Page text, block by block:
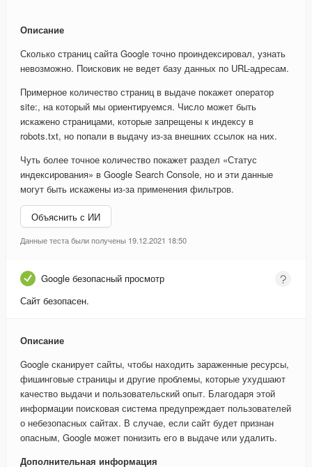
Описание
Сколько страниц сайта Google точно проиндексировал, узнать
невозможно. Поисковик не ведет базу данных по URL-адресам.
Примерное количество страниц в выдаче покажет оператор
site:, на который мы ориентируемся. Число может быть
искажено страницами, которые запрещены к индексу в
robots.txt, но попали в выдачу из-за внешних ссылок на них.
Чуть более точное количество покажет раздел «Статус
индексирования» в Google Search Console, но и эти данные
могут быть искажены из-за применения фильтров.
Объяснить с ИИ
Данные теста были получены 19.12.2021 18:50
Google безопасный просмотр
Сайт безопасен.
Описание
Google сканирует сайты, чтобы находить зараженные ресурсы,
фишинговые страницы и другие проблемы, которые ухудшают
качество выдачи и пользовательский опыт. Благодаря этой
информации поисковая система предупреждает пользователей
о небезопасных сайтах. В случае, если сайт будет признан
опасным, Google может понизить его в выдаче или удалить.
Дополнительная информация